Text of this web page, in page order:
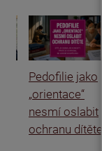
Pedofilie jako
„orientace“
nesmí oslabit
ochranu dítěte